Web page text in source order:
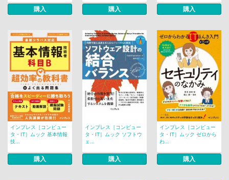
購入 購入 購入
インプレス［コンピュー
タ・IT］ムック 基本情報
技...
購入
インプレス［コンピュー
タ・IT］ムック ソフトウ
ェ...
購入
インプレス［コンピュー
タ・IT］ムック ゼロから
わ...
購入